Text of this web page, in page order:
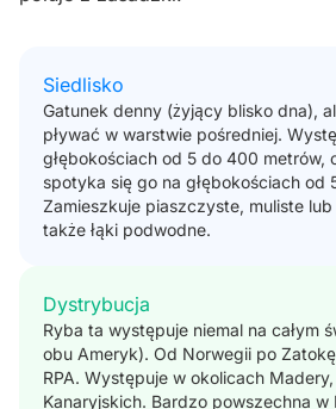
Siedlisko
Gatunek denny (żyjący blisko dna),
pływać w warstwie pośredniej.
głębokościach od 5 do 400 metrów,
spotyka się go na głębokościach od
Zamieszkuje piaszczyste, muliste
także łąki podwodne.
Dystrybucja
Ryba ta występuje niemal na całym
obu Ameryk). Od Norwegii po
RPA. Występuje w okolicach
Kanaryjskich. Bardzo powszechna w